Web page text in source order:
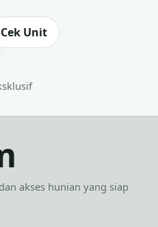
Cek Unit
akses hunian yang siap